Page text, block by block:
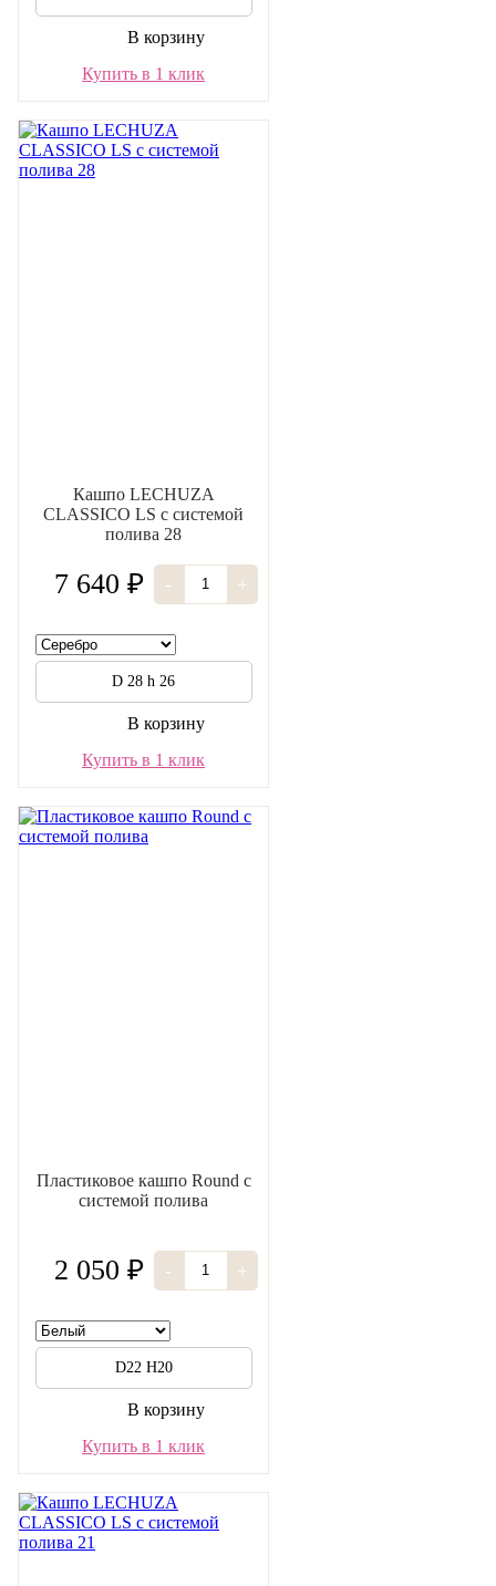
В корзину
Купить в 1 клик
Кашпо LECHUZA
CLASSICO LS с системой
полива 28
7 640 ₽ - +
D 28 h 26
В корзину
Купить в 1 клик
Пластиковое кашпо Round с
системой полива
2 050 ₽ - +
D22 H20
В корзину
Купить в 1 клик